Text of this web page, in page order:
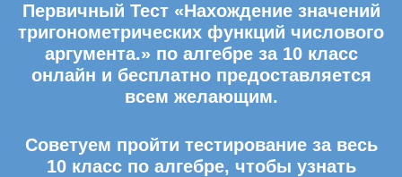
Первичный Тест «Нахождение значений
тригонометрических функций числового
аргумента.» по алгебре за 10 класс
онлайн и бесплатно предоставляется
всем желающим.
Советуем пройти тестирование за весь
10 класс по алгебре, чтобы узнать